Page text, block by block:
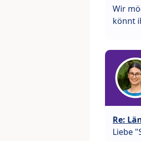
Wir
könnt
Re:
Liebe